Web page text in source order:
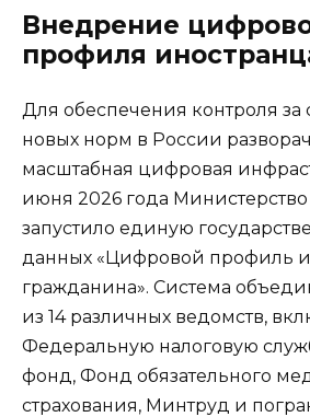
Внедрение
профиля
Для обеспечения контроля
новых норм в России
масштабная цифровая
июня 2026 года
запустило единую
данных «Цифровой профиль
гражданина». Система
из 14 различных ведомств,
Федеральную налоговую
фонд, Фонд обязательного
страхования, Минтруд и